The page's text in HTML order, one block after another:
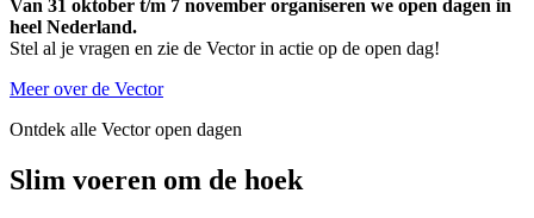
Van 31 oktober t/m 7 november organiseren we open dagen in
heel Nederland.
Stel al je vragen en zie de Vector in actie op de open dag!
Meer over de Vector
Ontdek alle Vector open dagen
Slim voeren om de hoek